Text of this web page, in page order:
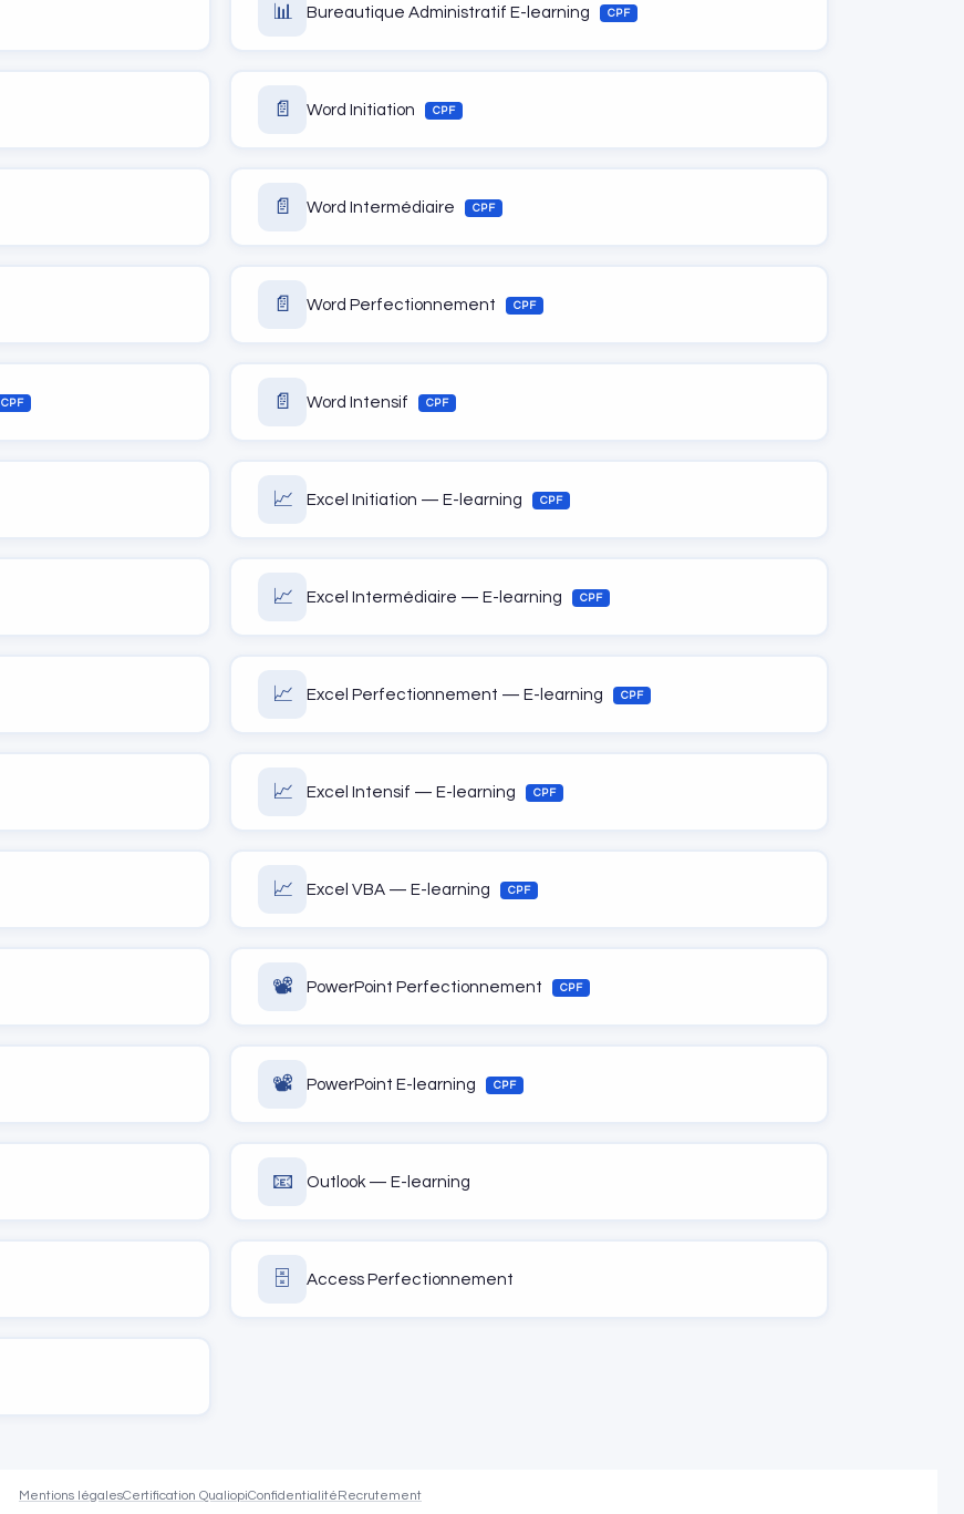
📊 Bureautique Administratif E-learning CPF
📄 Word Initiation CPF
📄 Word Intermédiaire CPF
📄 Word Perfectionnement CPF
CPF 📄 Word Intensif CPF
📈 Excel Initiation — E-learning CPF
📈 Excel Intermédiaire — E-learning CPF
📈 Excel Perfectionnement — E-learning CPF
📈 Excel Intensif — E-learning CPF
📈 Excel VBA — E-learning CPF
📽️ PowerPoint Perfectionnement CPF
📽️ PowerPoint E-learning CPF
📧 Outlook — E-learning
🗄️ Access Perfectionnement
Mentions légalesCertification QualiopiConfidentialitéRecrutement